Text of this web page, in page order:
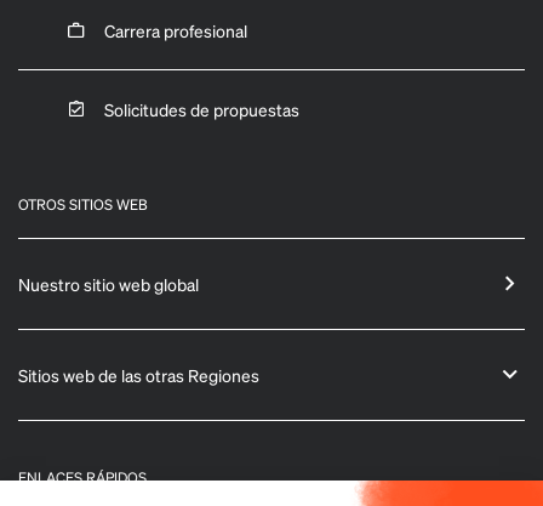
Carrera profesional
Solicitudes de propuestas
OTROS SITIOS WEB
Nuestro sitio web global
Sitios web de las otras Regiones
ENLACES RÁPIDOS